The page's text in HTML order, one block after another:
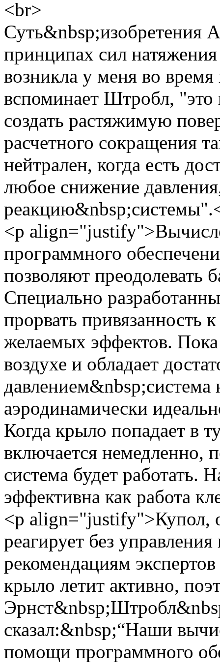
<br>
Суть&nbsp;изобретения
принципах сил
возникла у меня во
вспоминает Штробл,
создать растяжимую
расчетного сокращения
нейтрален, когда есть
любое снижение
<p
программного
позволяют преодолевать
Специально
прорвать привязанность
желаемых эффектов.
воздухе и обладает
давлением&nbsp;система
аэродинамически
Когда крыло попадает в
включается немедленно,
система будет работать.
эффективна как работа
<p align="justify">Купол,
реагирует без
рекомендациям
крыло летит активно,
сказал:&nbsp;“Наши
помощи программного